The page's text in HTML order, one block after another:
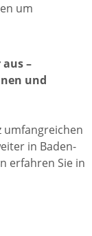
um
–
und
umfangreichen
in Baden-
erfahren Sie in